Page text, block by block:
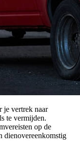
je vertrek naar
te vermijden.
op de
dienovereenkomstig